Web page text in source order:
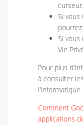
curseur.
Si vous
Si vous
Vie
Pour plus
à consulter
l'informatique
Comment
applications